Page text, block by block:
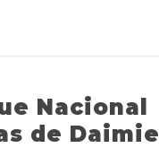
Nacional
de Daimiel